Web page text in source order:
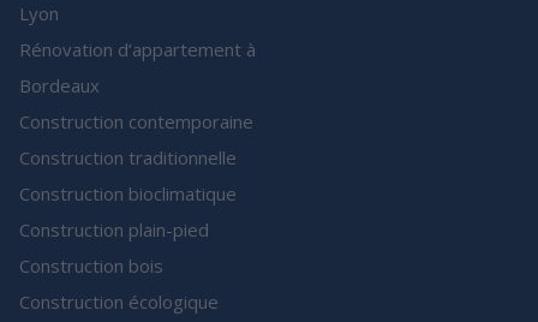
Lyon
Rénovation d’appartement à
Bordeaux
Construction contemporaine
Construction traditionnelle
Construction bioclimatique
Construction plain-pied
Construction bois
Construction écologique